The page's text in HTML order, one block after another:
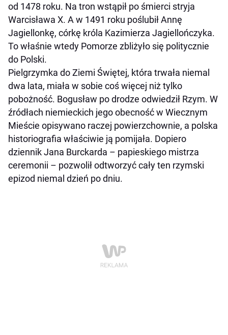
od 1478 roku. Na tron wstąpił po śmierci stryja
Warcisława X. A w 1491 roku poślubił Annę
Jagiellonkę, córkę króla Kazimierza Jagiellończyka.
To właśnie wtedy Pomorze zbliżyło się politycznie
do Polski.
Pielgrzymka do Ziemi Świętej, która trwała niemal
dwa lata, miała w sobie coś więcej niż tylko
pobożność. Bogusław po drodze odwiedził Rzym. W
źródłach niemieckich jego obecność w Wiecznym
Mieście opisywano raczej powierzchownie, a polska
historiografia właściwie ją pomijała. Dopiero
dziennik Jana Burckarda – papieskiego mistrza
ceremonii – pozwolił odtworzyć cały ten rzymski
epizod niemal dzień po dniu.